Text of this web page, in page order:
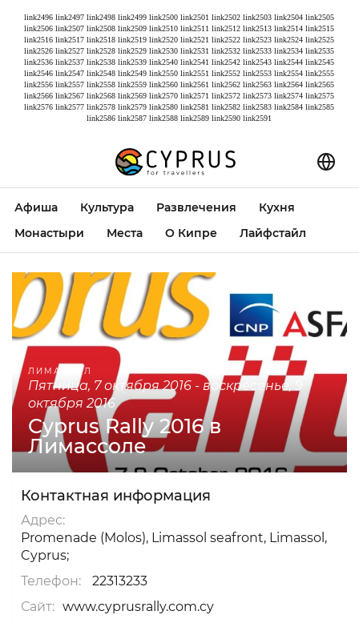
link2496 link2497 link2498 link2499 link2500 link2501 link2502 link2503 link2504 link2505
link2506 link2507 link2508 link2509 link2510 link2511 link2512 link2513 link2514 link2515
link2516 link2517 link2518 link2519 link2520 link2521 link2522 link2523 link2524 link2525
link2526 link2527 link2528 link2529 link2530 link2531 link2532 link2533 link2534 link2535
link2536 link2537 link2538 link2539 link2540 link2541 link2542 link2543 link2544 link2545
link2546 link2547 link2548 link2549 link2550 link2551 link2552 link2553 link2554 link2555
link2556 link2557 link2558 link2559 link2560 link2561 link2562 link2563 link2564 link2565
link2566 link2567 link2568 link2569 link2570 link2571 link2572 link2573 link2574 link2575
link2576 link2577 link2578 link2579 link2580 link2581 link2582 link2583 link2584 link2585
link2586 link2587 link2588 link2589 link2590 link2591
Афиша Культура Развлечения
Кухня
Монастыри
Места О Кипре Лайфстайл
ЛИМАССОЛ
пятница, 7 октября 2016 - воскресенье, 9
октября 2016
Cyprus Rally 2016 в
Лимассоле
Контактная информация
Адрес:
Promenade (Molos), Limassol seafront, Limassol,
Cyprus;
Телефон:
22313233
Сайт: www.cyprusrally.com.cy